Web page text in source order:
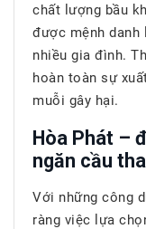
chất lượng bầu
được mệnh danh
nhiều gia đình.
hoàn toàn sự
muỗi gây hại.
Hòa Phát –
ngăn cầu
Với những công
ràng việc lựa